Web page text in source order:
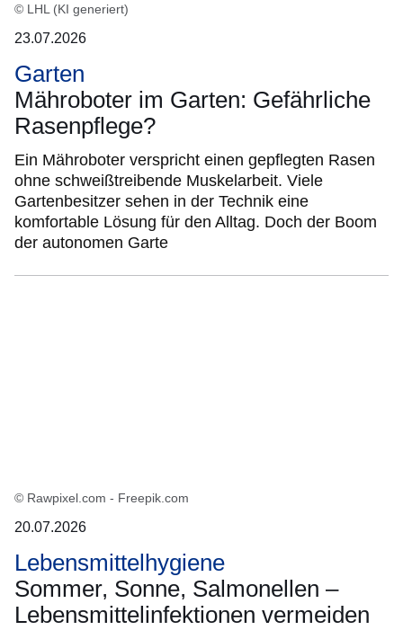
© LHL (KI generiert)
23.07.2026
Garten
Mähroboter im Garten: Gefährliche
Rasenpflege?
Ein Mähroboter verspricht einen gepflegten Rasen
ohne schweißtreibende Muskelarbeit. Viele
Gartenbesitzer sehen in der Technik eine
komfortable Lösung für den Alltag. Doch der Boom
der autonomen Garte
© Rawpixel.com - Freepik.com
20.07.2026
Lebensmittelhygiene
Sommer, Sonne, Salmonellen –
Lebensmittelinfektionen vermeiden